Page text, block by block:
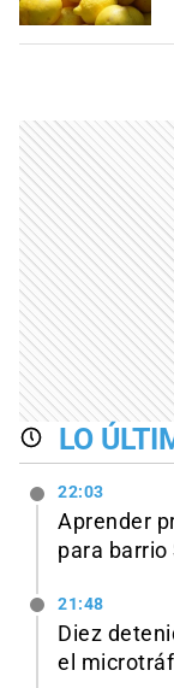
LO
22:03
Aprender
para barrio
21:48
Diez
el